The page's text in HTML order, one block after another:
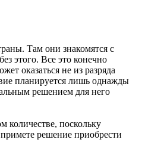
Там они знакомятся с
этого. Все это конечно
оказаться не из разряда
планируется лишь однажды
решением для него
количестве, поскольку
решение приобрести